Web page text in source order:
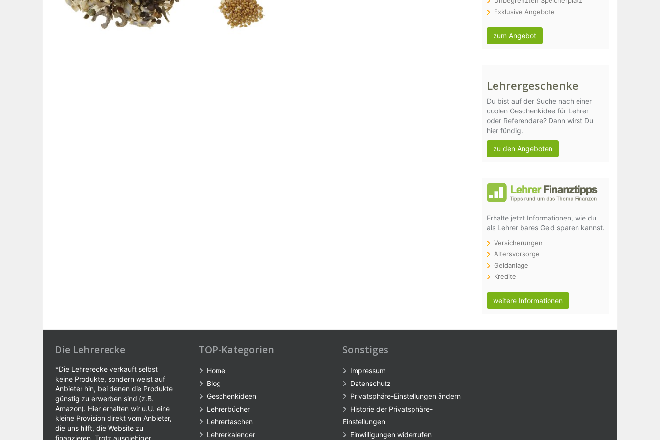
Exklusive Angebote
zum Angebot
Lehrergeschenke
Du bist auf der Suche nach einer
coolen Geschenkidee für Lehrer
oder Referendare? Dann wirst Du
hier fündig.
zu den Angeboten
Erhalte jetzt Informationen, wie du
als Lehrer bares Geld sparen kannst.
Versicherungen
Altersvorsorge
Geldanlage
Kredite
weitere Informationen
Die Lehrerecke
*Die Lehrerecke verkauft selbst
keine Produkte, sondern weist auf
Anbieter hin, bei denen die Produkte
günstig zu erwerben sind (z.B.
Amazon). Hier erhalten wir u.U. eine
kleine Provision direkt vom Anbieter,
die uns hilft, die Website zu
finanzieren. Trotz ausgiebiger
TOP-Kategorien
Home
Blog
Geschenkideen
Lehrerbücher
Lehrertaschen
Lehrerkalender
Sonstiges
Impressum
Datenschutz
Privatsphäre-Einstellungen ändern
Historie der Privatsphäre-
Einstellungen
Einwilligungen widerrufen